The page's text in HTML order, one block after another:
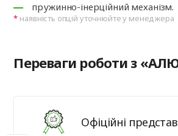
пружинно-інерційний механізм.
наявність опцій уточнюйте у менеджера
Переваги роботи з
Офіційні